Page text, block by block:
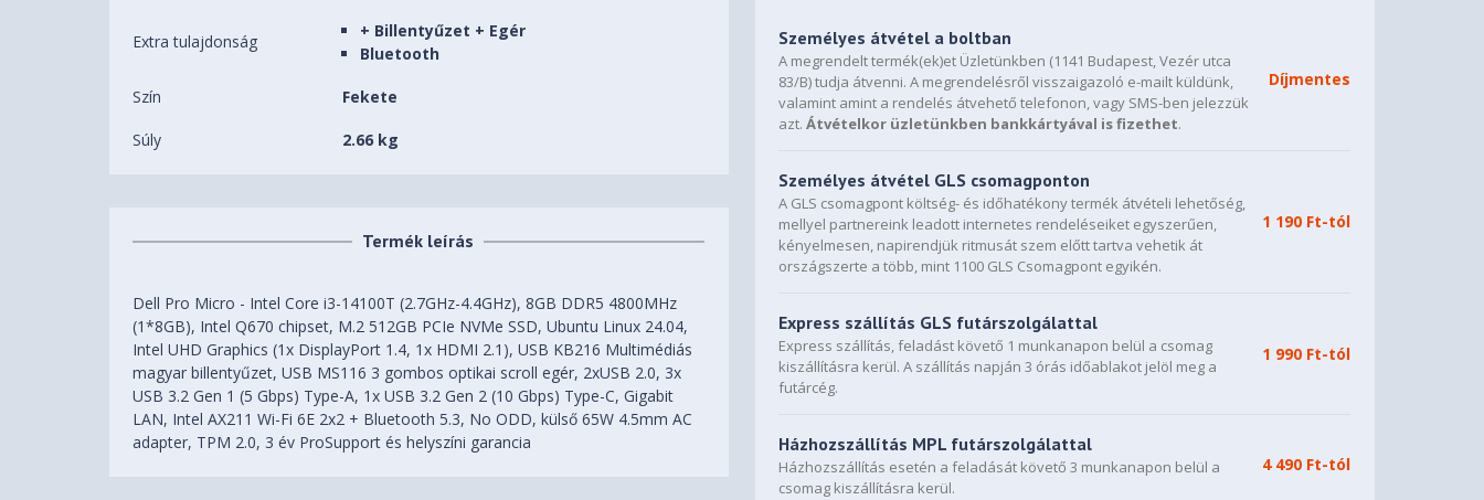
Extra tulajdonság
+ Billentyűzet + Egér
Bluetooth
Szín Fekete
Súly 2.66 kg
Termék leírás
Dell Pro Micro - Intel Core i3-14100T (2.7GHz-4.4GHz), 8GB DDR5 4800MHz
(1*8GB), Intel Q670 chipset, M.2 512GB PCIe NVMe SSD, Ubuntu Linux 24.04,
Intel UHD Graphics (1x DisplayPort 1.4, 1x HDMI 2.1), USB KB216 Multimédiás
magyar billentyűzet, USB MS116 3 gombos optikai scroll egér, 2xUSB 2.0, 3x
USB 3.2 Gen 1 (5 Gbps) Type-A, 1x USB 3.2 Gen 2 (10 Gbps) Type-C, Gigabit
LAN, Intel AX211 Wi-Fi 6E 2x2 + Bluetooth 5.3, No ODD, külső 65W 4.5mm AC
adapter, TPM 2.0, 3 év ProSupport és helyszíni garancia
Személyes átvétel a boltban
A megrendelt termék(ek)et Üzletünkben (1141 Budapest, Vezér utca
83/B) tudja átvenni. A megrendelésről visszaigazoló e-mailt küldünk,
valamint amint a rendelés átvehető telefonon, vagy SMS-ben jelezzük
azt.Átvételkor üzletünkben bankkártyával is fizethet.
Díjmentes
Személyes átvétel GLS csomagponton
A GLS csomagpont költség- és időhatékony termék átvételi lehetőség,
mellyel partnereink leadott internetes rendeléseiket egyszerűen,
kényelmesen, napirendjük ritmusát szem előtt tartva vehetik át
országszerte a több, mint 1100 GLS Csomagpont egyikén.
1 190 Ft-tól
Express szállítás GLS futárszolgálattal
Express szállítás, feladást követő 1 munkanapon belül a csomag
kiszállításra kerül. A szállítás napján 3 órás időablakot jelöl meg a
futárcég.
1 990 Ft-tól
Házhozszállítás MPL futárszolgálattal
Házhozszállítás esetén a feladását követő 3 munkanapon belül a
csomag kiszállításra kerül.
4 490 Ft-tól